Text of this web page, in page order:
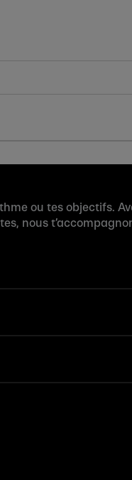
ou tes objectifs.
nous